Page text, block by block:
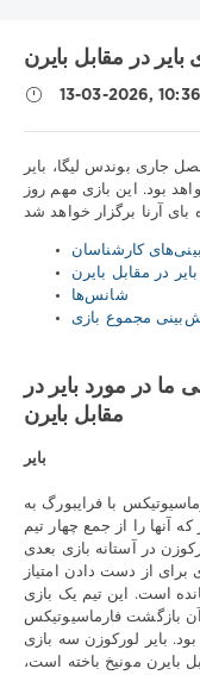
در مقابل بایرن
13-03-2026, 10:36
نکات
ورزشی
/
بینی
فوتبال
iluha.is2003
0
جاری بوندس لیگا، بایر
بود. این بازی مهم روز
کارشناسان
بایر در مقابل بایرن
شانس‌ها
مجموع بازی
در مورد بایر در
مقابل بایرن
بایر
با فرایبورگ به
دیگر که آنها را از جمع چهار تیم
در آستانه بازی بعدی
از دست دادن امتیاز
است. این تیم یک بازی
بازگشت فارماسیوتیکس
بایر لورکوزن سه بازی
بایرن مونیخ باخته است،